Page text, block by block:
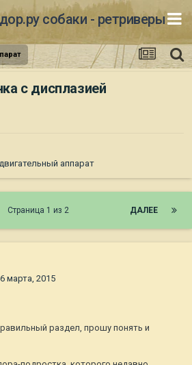
собаки - ретриверы
с дисплазией
аппарат
ДАЛЕЕ
Страница 1 из 2
марта, 2015
раздел, прошу понять и